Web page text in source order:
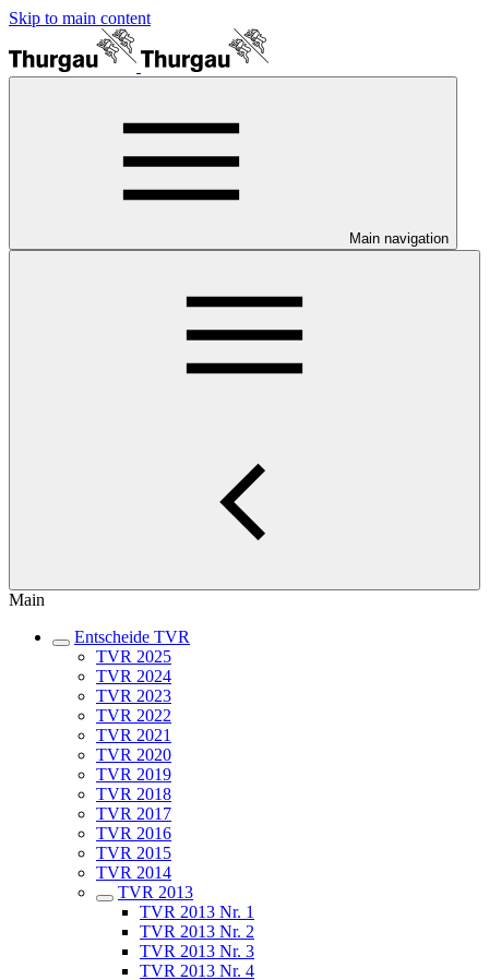
Skip to main content
Main navigation
Main
Entscheide TVR
TVR 2025
TVR 2024
TVR 2023
TVR 2022
TVR 2021
TVR 2020
TVR 2019
TVR 2018
TVR 2017
TVR 2016
TVR 2015
TVR 2014
TVR 2013
TVR 2013 Nr. 1
TVR 2013 Nr. 2
TVR 2013 Nr. 3
TVR 2013 Nr. 4